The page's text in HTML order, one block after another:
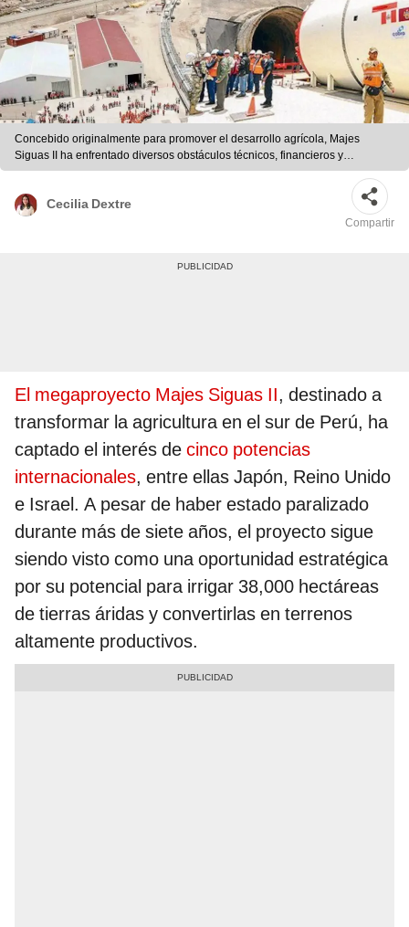
Concebido originalmente para promover el desarrollo agrícola, Majes
Siguas II ha enfrentado diversos obstáculos técnicos, financieros y
administrativos que han impedido su finalización.Foto: composición LR
Cecilia Dextre
Compartir
El megaproyecto Majes Siguas II, destinado a
transformar la agricultura en el sur de Perú, ha
captado el interés de cinco potencias
internacionales, entre ellas Japón, Reino Unido
e Israel. A pesar de haber estado paralizado
durante más de siete años, el proyecto sigue
siendo visto como una oportunidad estratégica
por su potencial para irrigar 38,000 hectáreas
de tierras áridas y convertirlas en terrenos
altamente productivos.